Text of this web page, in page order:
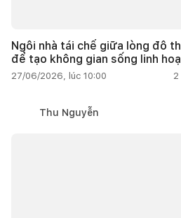
Ngôi nhà tái chế giữa lòng đô
để tạo không gian sống linh
27/06/2026, lúc 10:00 2
Thu Nguyễn